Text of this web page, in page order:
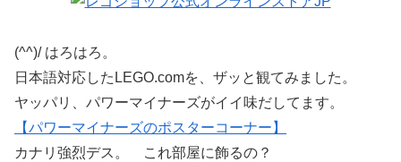
(^^)/ はろはろ。
日本語対応したLEGO.comを、ザッと観てみました。
ヤッパリ、パワーマイナーズがイイ味だしてます。
【パワーマイナーズのポスターコーナー】
カナリ強烈デス。 これ部屋に飾るの？